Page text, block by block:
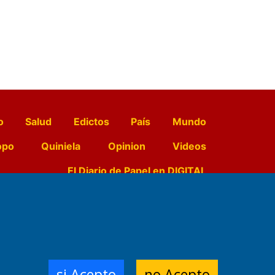
Salud Edictos País
Mundo
Quiniela Opinion
Videos
El Diario de Papel en DIGITAL